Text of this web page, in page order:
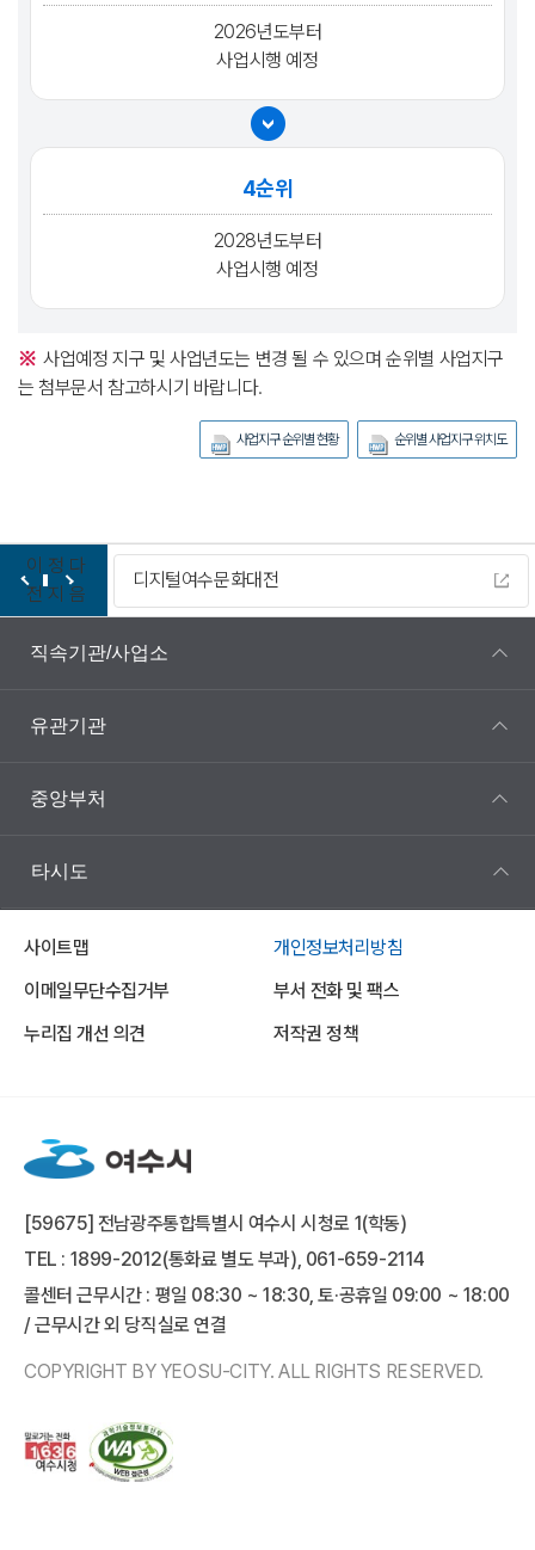
2026년도부터
사업시행 예정
4순위
2028년도부터
사업시행 예정
사업예정 지구 및 사업년도는 변경 될 수 있으며 순위별 사업지구
는 첨부문서 참고하시기 바랍니다.
사업지구 순위별 현황 순위별 사업지구 위치도
이
전
정
지
다
음
디지털여수문화대전
직속기관/사업소
유관기관
중앙부처
타시도
사이트맵
개인정보처리방침
이메일무단수집거부
부서 전화 및 팩스
누리집 개선 의견
저작권 정책
[59675] 전남광주통합특별시 여수시 시청로 1(학동)
TEL : 1899-2012(통화료 별도 부과), 061-659-2114
콜센터 근무시간 : 평일 08:30 ~ 18:30, 토·공휴일 09:00 ~ 18:00
/ 근무시간 외 당직실로 연결
COPYRIGHT BY YEOSU-CITY. ALL RIGHTS RESERVED.